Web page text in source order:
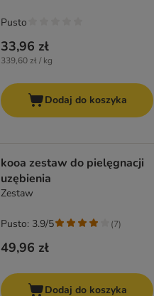
33,96 zł
339,60 zł / kg
Pusto
Dodaj do koszyka
kooa zestaw do pielęgnacji
uzębienia
Zestaw
49,96 zł
Pusto: 3.9/5 (7)
Dodaj do koszyka